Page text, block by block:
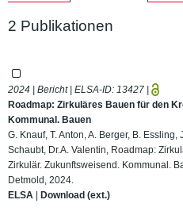
2 Publikationen
2024 | Bericht | ELSA-ID: 13427 |
Roadmap: Zirkuläres Bauen für den
Kommunal. Bauen
G. Knauf, T. Anton, A. Berger, B. Essling,
Schaubt, Dr.A. Valentin, Roadmap:
Zirkulär. Zukunftsweisend. Kommunal.
Detmold, 2024.
ELSA | Download (ext.)